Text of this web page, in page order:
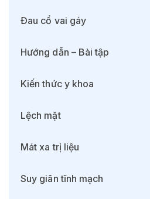
Đau cổ vai gáy
Hướng dẫn – Bài tập
Kiến thức y khoa
Lệch mặt
Mát xa trị liệu
Suy giãn tĩnh mạch